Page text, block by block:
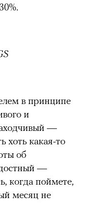
в принципе
и
—
хоть какая-то
об
—
когда поймете,
месяц не